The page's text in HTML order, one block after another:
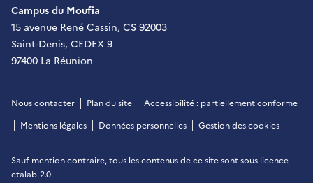
Campus du Moufia
15 avenue René Cassin, CS 92003
Saint-Denis, CEDEX 9
97400 La Réunion
Nous contacter Plan du site
Accessibilité : partiellement conforme
Mentions légales
Données personnelles Gestion des cookies
Sauf mention contraire, tous les contenus de ce site sont sous licence
etalab-2.0